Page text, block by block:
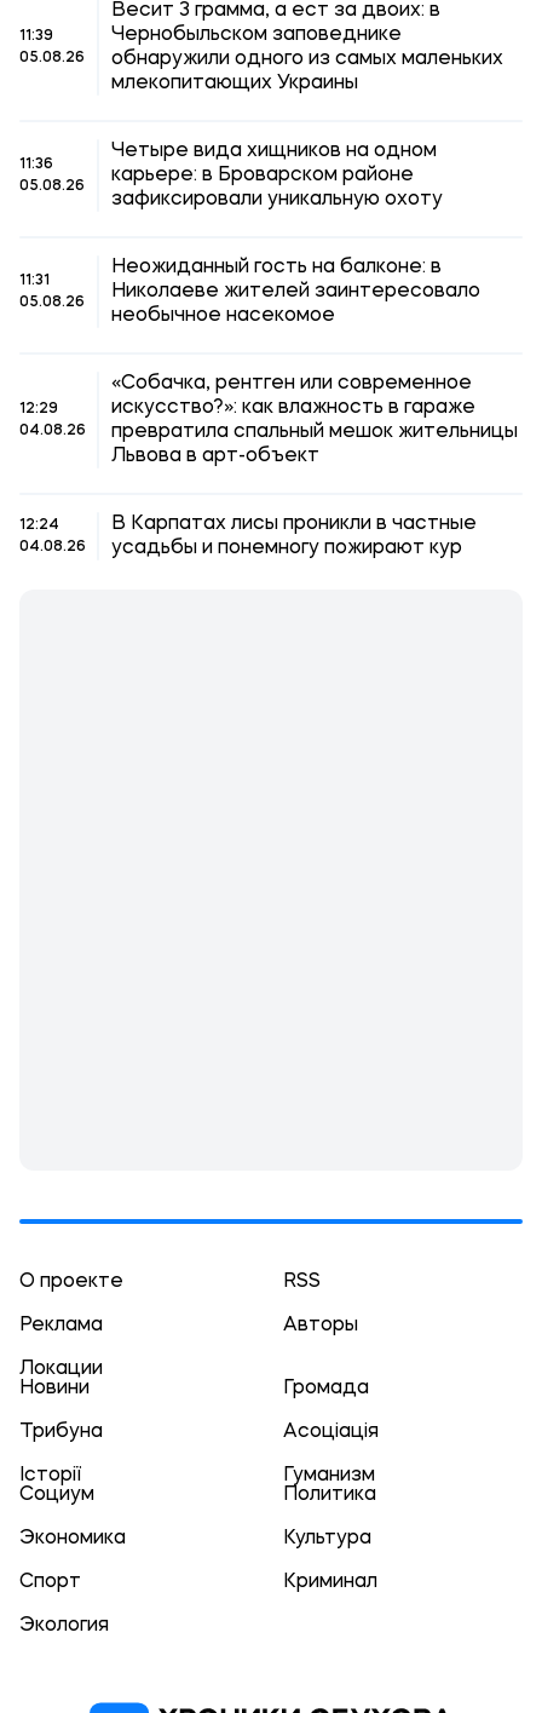
11:39
05.08.26
Весит 3 грамма, а ест за двоих: в
Чернобыльском заповеднике
обнаружили одного из самых маленьких
млекопитающих Украины
11:36
05.08.26
Четыре вида хищников на одном
карьере: в Броварском районе
зафиксировали уникальную охоту
11:31
05.08.26
Неожиданный гость на балконе: в
Николаеве жителей заинтересовало
необычное насекомое
12:29
04.08.26
«Собачка, рентген или современное
искусство?»: как влажность в гараже
превратила спальный мешок жительницы
Львова в арт-объект
12:24
04.08.26
В Карпатах лисы проникли в частные
усадьбы и понемногу пожирают кур
О проекте RSS
Реклама Авторы
Локации
Новини
Громада
Трибуна Асоціація
Історії
Гуманизм
Социум
Политика
Экономика Культура
Спорт Криминал
Экология